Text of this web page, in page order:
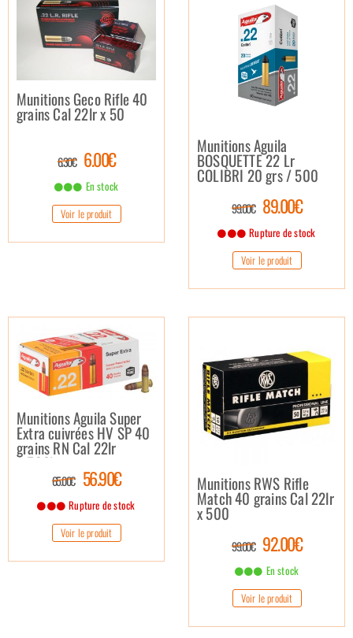
Munitions Geco Rifle 40
grains Cal 22lr x 50
6.30€ 6.00€
En stock
Voir le produit
Munitions Aguila
BOSQUETTE 22 Lr
COLIBRI 20 grs / 500
99.00€ 89.00€
Rupture de stock
Voir le produit
Munitions Aguila Super
Extra cuivrées HV SP 40
grains RN Cal 22lr
(x500)
65.00€ 56.90€
Rupture de stock
Voir le produit
Munitions RWS Rifle
Match 40 grains Cal 22lr
x 500
99.00€ 92.00€
En stock
Voir le produit